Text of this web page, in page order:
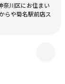
奈川区にお住まい
らや菊名駅前店ス